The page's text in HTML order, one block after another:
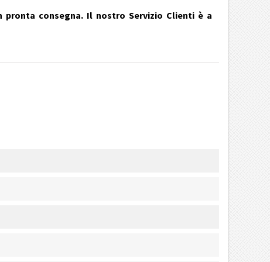
pronta consegna. Il nostro Servizio Clienti è a